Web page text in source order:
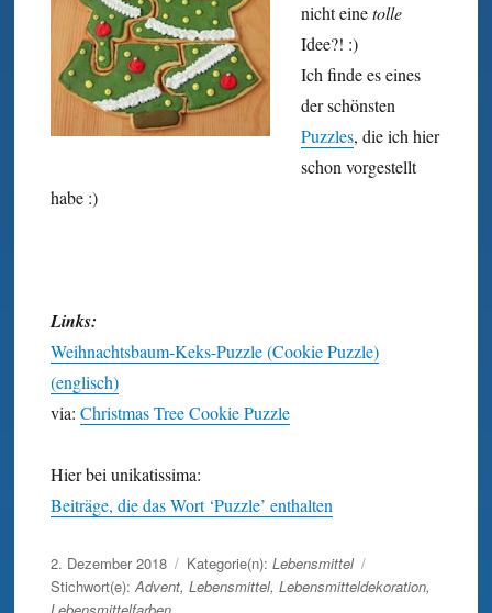
nicht einetolle
Idee?! :)
Ich finde es eines
der schönsten
Puzzles, die ich hier
schon vorgestellt
habe :)
Links:
Weihnachtsbaum-Keks-Puzzle (Cookie Puzzle)
(englisch)
via: Christmas Tree Cookie Puzzle
Hier bei unikatissima:
Beiträge, die das Wort ‘Puzzle’ enthalten
Veröffentlicht
am
2. Dezember 2018 Kategorie(n): Lebensmittel
Stichwort(e):Advent, Lebensmittel, Lebensmitteldekoration,